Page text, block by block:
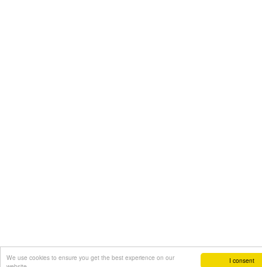
I consent
We use cookies to ensure you get the best experience on our